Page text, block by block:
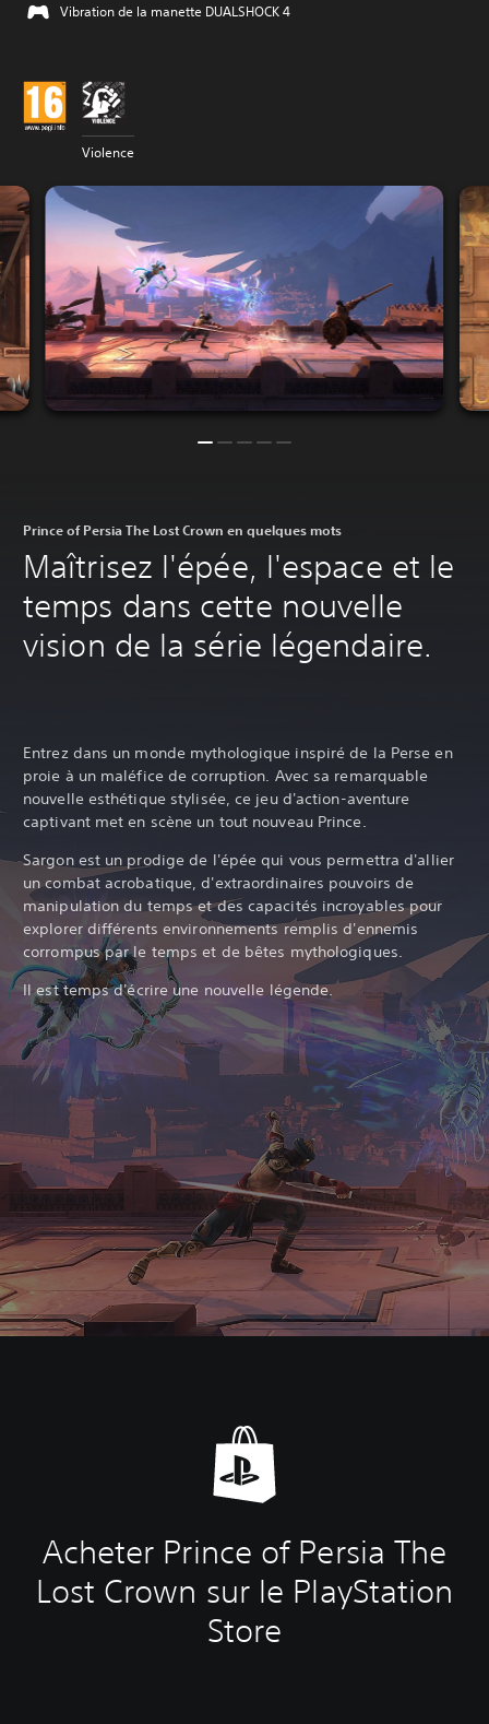
Vibration de la manette DUALSHOCK 4
Violence
Prince of Persia The Lost Crown en quelques mots
Maîtrisez l'épée, l'espace et le
temps dans cette nouvelle
vision de la série légendaire.
Entrez dans un monde mythologique inspiré de la Perse en
proie à un maléfice de corruption. Avec sa remarquable
nouvelle esthétique stylisée, ce jeu d'action-aventure
captivant met en scène un tout nouveau Prince.‎
Sargon est un prodige de l'épée qui vous permettra d'allier
un combat acrobatique, d'extraordinaires pouvoirs de
manipulation du temps et des capacités incroyables pour
explorer différents environnements remplis d'ennemis
corrompus par le temps et de bêtes mythologiques.
Il est temps d'écrire une nouvelle légende.
Acheter Prince of Persia The
Lost Crown sur le PlayStation
Store